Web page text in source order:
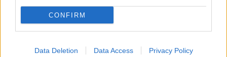
CONFIRM
Data Deletion Data Access Privacy Policy
Últimas notícias